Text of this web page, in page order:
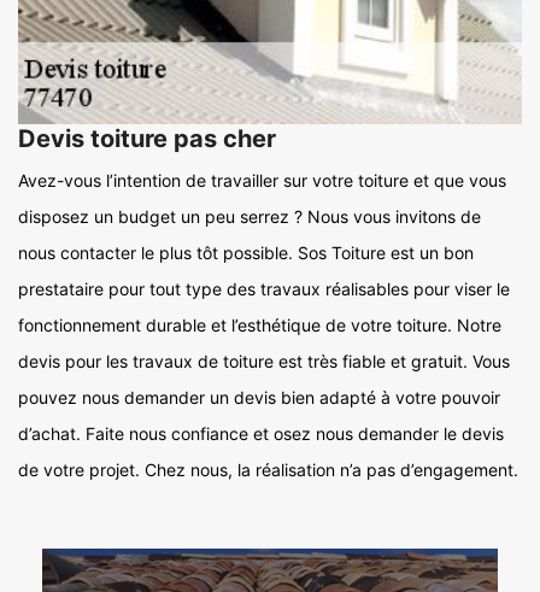
Devis toiture pas cher
Avez-vous l’intention de travailler sur votre toiture et que vous
disposez un budget un peu serrez ? Nous vous invitons de
nous contacter le plus tôt possible. Sos Toiture est un bon
prestataire pour tout type des travaux réalisables pour viser le
fonctionnement durable et l’esthétique de votre toiture. Notre
devis pour les travaux de toiture est très fiable et gratuit. Vous
pouvez nous demander un devis bien adapté à votre pouvoir
d’achat. Faite nous confiance et osez nous demander le devis
de votre projet. Chez nous, la réalisation n’a pas d’engagement.